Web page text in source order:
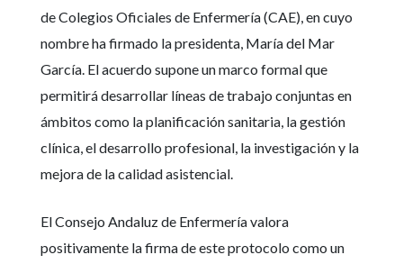
de Colegios Oficiales de Enfermería (CAE), en cuyo
nombre ha firmado la presidenta, María del Mar
García. El acuerdo supone un marco formal que
permitirá desarrollar líneas de trabajo conjuntas en
ámbitos como la planificación sanitaria, la gestión
clínica, el desarrollo profesional, la investigación y la
mejora de la calidad asistencial.
El Consejo Andaluz de Enfermería valora
positivamente la firma de este protocolo como un